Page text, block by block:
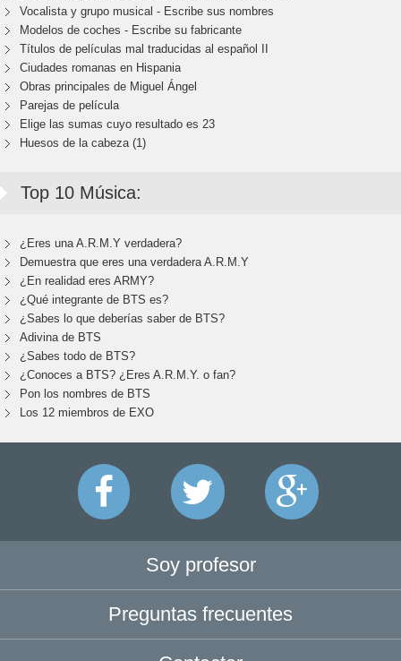
Vocalista y grupo musical - Escribe sus nombres
Modelos de coches - Escribe su fabricante
Títulos de películas mal traducidas al español II
Ciudades romanas en Hispania
Obras principales de Miguel Ángel
Parejas de película
Elige las sumas cuyo resultado es 23
Huesos de la cabeza (1)
Top 10 Música:
¿Eres una A.R.M.Y verdadera?
Demuestra que eres una verdadera A.R.M.Y
¿En realidad eres ARMY?
¿Qué integrante de BTS es?
¿Sabes lo que deberías saber de BTS?
Adivina de BTS
¿Sabes todo de BTS?
¿Conoces a BTS? ¿Eres A.R.M.Y. o fan?
Pon los nombres de BTS
Los 12 miembros de EXO
Soy profesor
Preguntas frecuentes